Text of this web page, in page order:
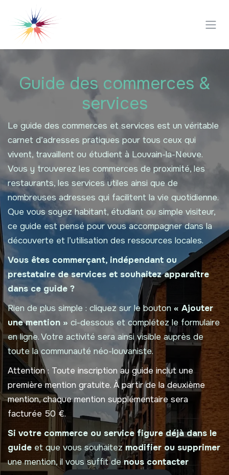
Guide des commerces &
services
Le guide des commerces et services est un véritable
carnet d’adresses pratiques pour tous ceux qui
vivent, travaillent ou étudient à Louvain-la-Neuve.
Vous y trouverez les commerces de proximité, les
restaurants, les services utiles ainsi que de
nombreuses adresses qui facilitent la vie quotidienne.
Que vous soyez habitant, étudiant ou simple visiteur,
ce guide est pensé pour vous accompagner dans la
découverte et l’utilisation des ressources locales.
Vous êtes commerçant, indépendant ou
prestataire de services et souhaitez apparaître
dans ce guide ?
Rien de plus simple : cliquez sur le bouton « Ajouter
une mention » ci-dessous et complétez le formulaire
en ligne. Votre activité sera ainsi visible auprès de
toute la communauté néo-louvaniste.
Attention : Toute inscription au guide inclut une
première mention gratuite. À partir de la deuxième
mention, chaque mention supplémentaire sera
facturée 50 €.
Si votre commerce ou service figure déjà dans le
guide et que vous souhaitezmodifier ou supprimer
une mention, il vous suffit denous contacter